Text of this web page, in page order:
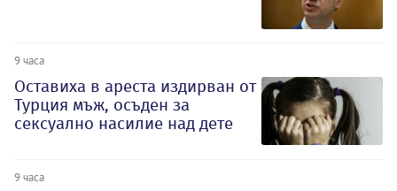
9 часа
Оставиха в ареста издирван от
Турция мъж, осъден за
сексуално насилие над дете
9 часа